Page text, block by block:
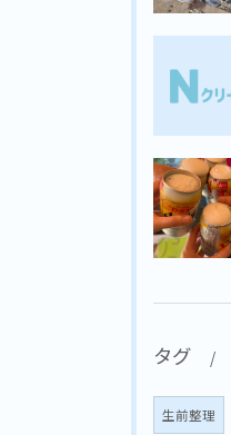
タグ
生前整理